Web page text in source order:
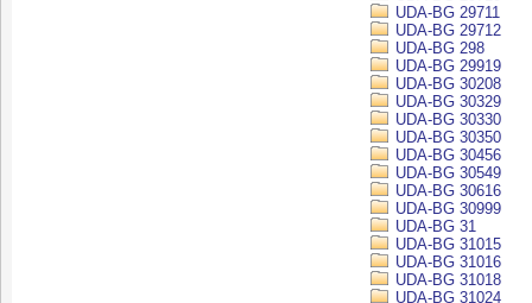
UDA-BG 29711
UDA-BG 29712
UDA-BG 298
UDA-BG 29919
UDA-BG 30208
UDA-BG 30329
UDA-BG 30330
UDA-BG 30350
UDA-BG 30456
UDA-BG 30549
UDA-BG 30616
UDA-BG 30999
UDA-BG 31
UDA-BG 31015
UDA-BG 31016
UDA-BG 31018
UDA-BG 31024